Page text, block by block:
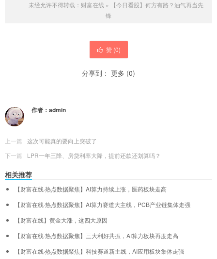
未经允许不得转载： 财富在线 »
【今日看股】何方有路？油气再当先
锋
赞 (0)
分享到： 更多 (0)
作者： admin
上一篇
这次可能真的要向上突破了
下一篇
LPR一年三降、房贷利率大降，提前还款还划算吗？
相关推荐
【财富在线·热点数据聚焦】AI算力持续上涨，医药板块走高
【财富在线·热点数据聚焦】AI算力赛道大主线，PCB产业链集体走强
【财富在线】黄金大涨，这四大原因
【财富在线·热点数据聚焦】三大利好共振，AI算力板块再度走高
【财富在线·热点数据聚焦】科技赛道新主线，AI应用板块集体走强